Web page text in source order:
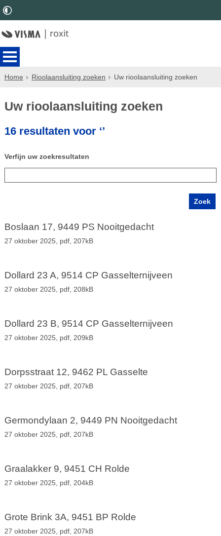
Home Rioolaansluiting zoeken Uw rioolaansluiting zoeken
Uw rioolaansluiting zoeken
16 resultaten voor ‘’
Verfijn uw zoekresultaten
Boslaan 17, 9449 PS Nooitgedacht
27 oktober 2025, pdf, 207kB
Dollard 23 A, 9514 CP Gasselternijveen
27 oktober 2025, pdf, 208kB
Dollard 23 B, 9514 CP Gasselternijveen
27 oktober 2025, pdf, 209kB
Dorpsstraat 12, 9462 PL Gasselte
27 oktober 2025, pdf, 207kB
Germondylaan 2, 9449 PN Nooitgedacht
27 oktober 2025, pdf, 207kB
Graalakker 9, 9451 CH Rolde
27 oktober 2025, pdf, 204kB
Grote Brink 3A, 9451 BP Rolde
27 oktober 2025, pdf, 207kB